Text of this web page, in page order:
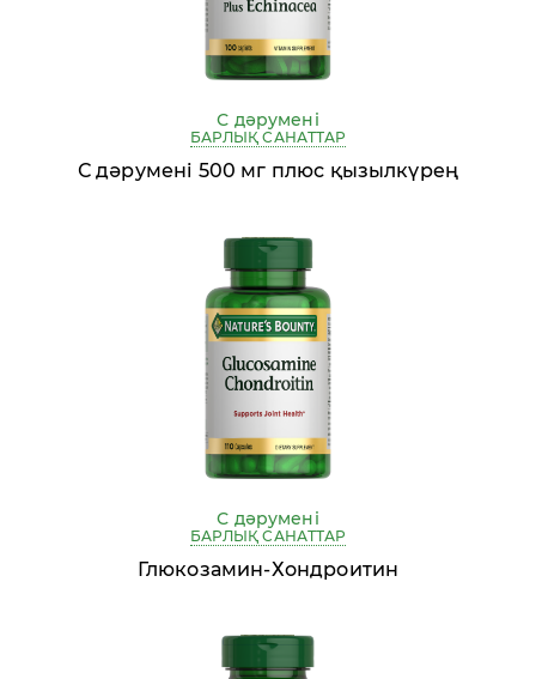
С дәрумені
БАРЛЫҚ САНАТТАР
С дәрумені 500 мг плюс қызылкүрең
С дәрумені
БАРЛЫҚ САНАТТАР
Глюкозамин-Хондроитин